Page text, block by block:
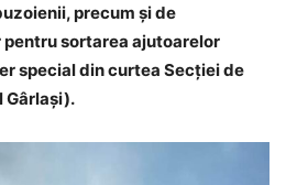
precum și de
sortarea ajutoarelor
special din curtea Secției de
Gârlași).